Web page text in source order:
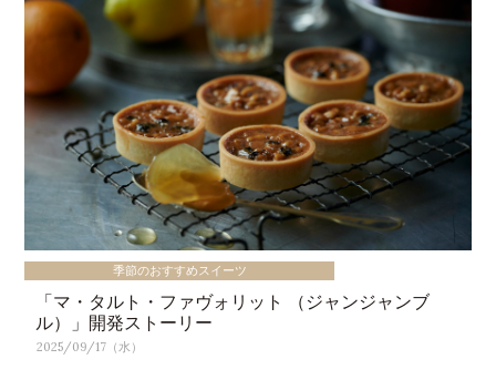
季節のおすすめスイーツ
「マ・タルト・ファヴォリット （ジャンジャンブ
ル）」開発ストーリー
2025/09/17（水）